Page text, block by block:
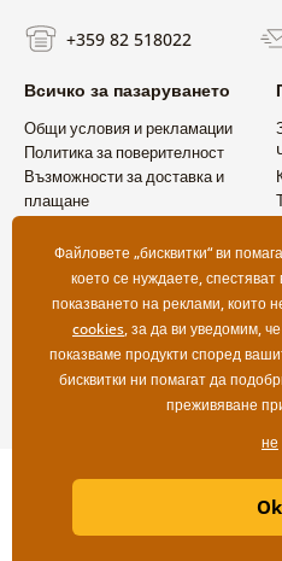
+359 82 518022
Всичко за пазаруването
Общи условия и рекламации
Политика за поверителност
Възможности за доставка и
плащане
Copyright
|
Файловете „бисквитки“ ви
което се нуждаете,
показването на реклами, които
cookies, за да ви уведомим,
показваме продукти според
бисквитки ни помагат да
преживяване
не
Ok